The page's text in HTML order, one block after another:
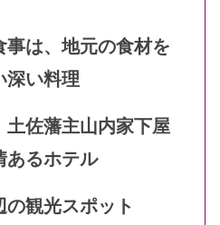
事は、地元の食材を
深い料理
土佐藩主山内家下屋
あるホテル
観光スポット